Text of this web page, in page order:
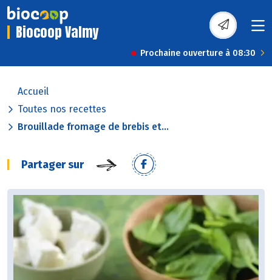
Biocoop Valmy
Prochaine ouverture à 08:30
Accueil
Toutes nos recettes
Brouillade fromage de brebis et...
Partager sur